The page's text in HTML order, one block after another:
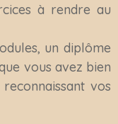
à rendre au
un diplôme
vous avez bien
vos